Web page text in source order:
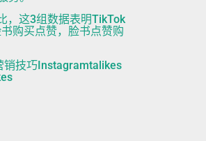
，这3组数据表明TikTok
购买点赞，脸书点赞购
销技巧Instagramtalikes